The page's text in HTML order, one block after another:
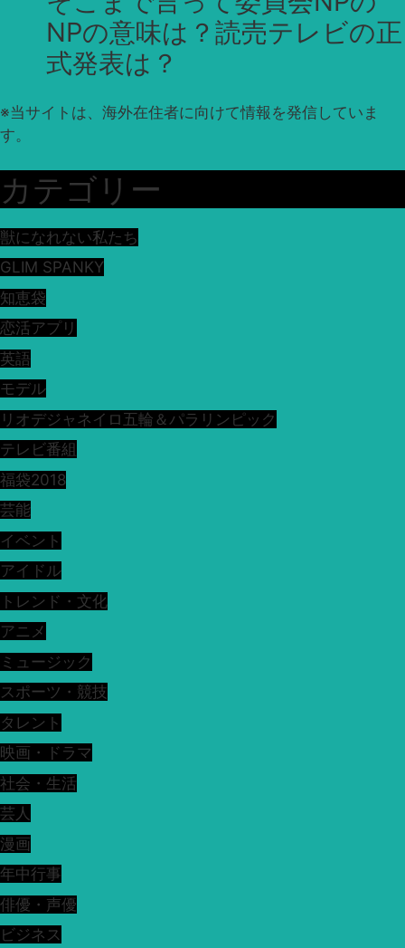
NPの意味は？読売テレビの正
式発表は？
※当サイトは、海外在住者に向けて情報を発信していま
す。
カテゴリー
獣になれない私たち
GLIM SPANKY
知恵袋
恋活アプリ
英語
モデル
リオデジャネイロ五輪＆パラリンピック
テレビ番組
福袋2018
芸能
イベント
アイドル
トレンド・文化
アニメ
ミュージック
スポーツ・競技
タレント
映画・ドラマ
社会・生活
芸人
漫画
年中行事
俳優・声優
ビジネス